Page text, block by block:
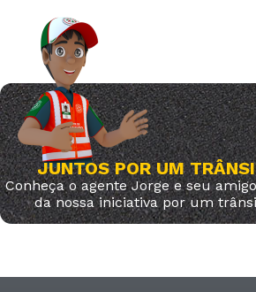
JUNTOS POR UM
Conheça o agente Jorge e seu
da nossa iniciativa por um